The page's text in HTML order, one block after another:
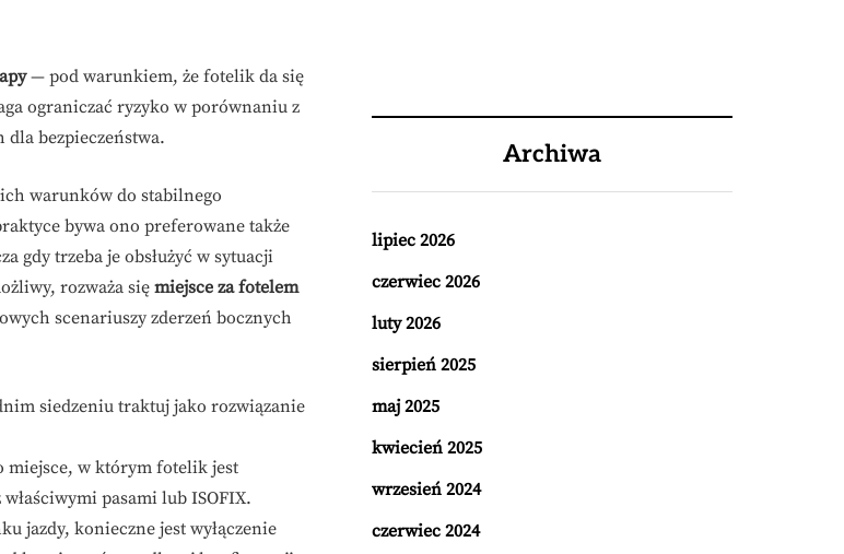
— pod warunkiem, że fotelik da się
ograniczać ryzyko w porównaniu z
bezpieczeństwa.
warunków do stabilnego
bywa ono preferowane także
gdy trzeba je obsłużyć w sytuacji
rozważa się miejsce za fotelem
scenariuszy zderzeń bocznych
siedzeniu traktuj jako rozwiązanie
miejsce, w którym fotelik jest
pasami lub ISOFIX.
jazdy, konieczne jest wyłączenie
Archiwa
lipiec 2026
czerwiec 2026
luty 2026
sierpień 2025
maj 2025
kwiecień 2025
wrzesień 2024
czerwiec 2024